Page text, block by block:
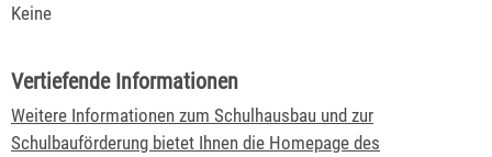
Keine
Vertiefende Informationen
Weitere Informationen zum Schulhausbau und zur
Schulbauförderung bietet Ihnen die Homepage des